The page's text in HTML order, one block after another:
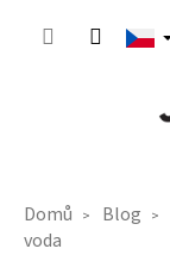
Domů Blog
voda